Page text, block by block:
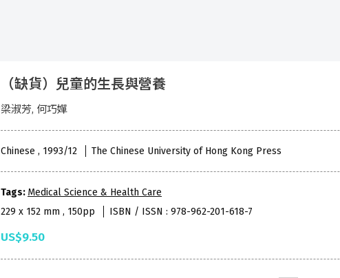
（缺貨）兒童的生長與營養
梁淑芳, 何巧嬋
Chinese , 1993/12 The Chinese University of Hong Kong Press
Tags: Medical Science & Health Care
229 x 152 mm , 150pp
ISBN / ISSN : 978-962-201-618-7
US$9.50